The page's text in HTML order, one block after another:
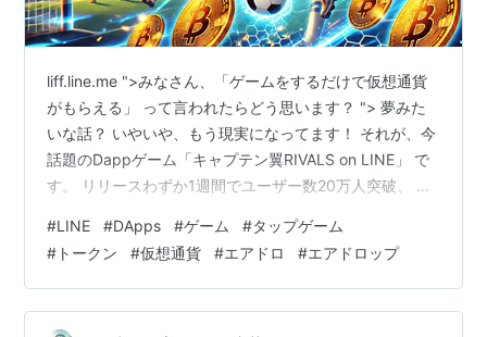
liff.line.me ">みなさん、「ゲームをするだけで仮想通貨
がもらえる」 って言われたらどう思います？ "> 夢みた
いな話？ いやいや、もう現実になってます！ それが、今
話題のDappゲーム「キャプテン翼RIVALS on LINE」 で
す。 リリースわずか1週間でユーザー数20万人突破、 さ
のプレイヤーが参戦！ なぜここまで爆発的に流行ってる
のか？それは、「遊ぶだけで仮想通貨が手に入るエアド
ロップがあるから」 です。 ゲームするだけで仮想通貨を
もらえて、もしそのトークンが取引所に上場したら……？
#LINE #DApps #ゲーム #タップゲーム
# トークン #仮想通貨 #エアドロ #エアドロップ